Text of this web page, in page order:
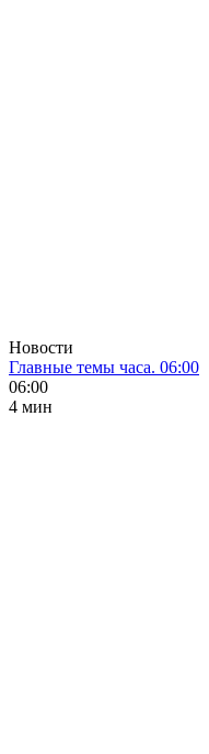
Новости
Главные темы часа. 06:00
06:00
4 мин